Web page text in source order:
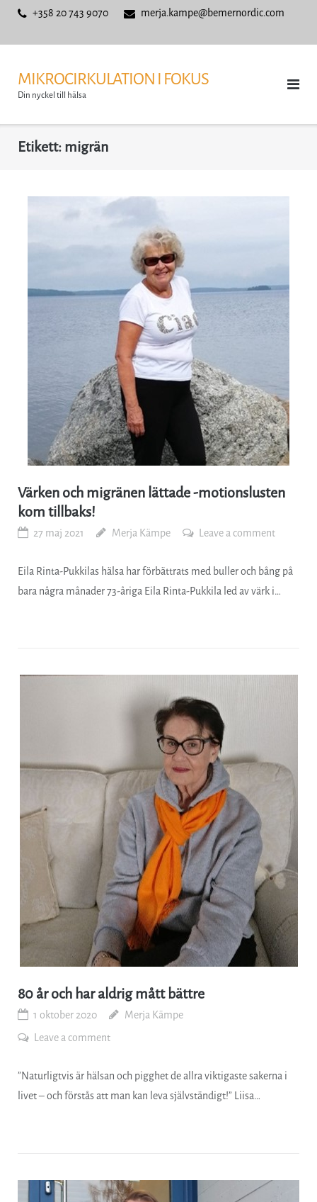
+358 20 743 9070 merja.kampe@bemernordic.com
MIKROCIRKULATION I FOKUS
Din nyckel till hälsa
Etikett:migrän
Värken och migränen lättade -motionslusten
kom tillbaks!
27 maj 2021 Merja Kämpe Leave a comment
Eila Rinta-Pukkilas hälsa har förbättrats med buller och bång på
bara några månader 73-åriga Eila Rinta-Pukkila led av värk i…
80 år och har aldrig mått bättre
1 oktober 2020
Merja Kämpe
Leave a comment
”Naturligtvis är hälsan och pigghet de allra viktigaste sakerna i
livet – och förstås att man kan leva självständigt!” Liisa…